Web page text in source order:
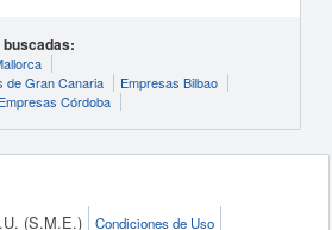
de Gran Canaria
Empresas Bilbao
Empresas Córdoba
(S.M.E.) Condiciones de Uso